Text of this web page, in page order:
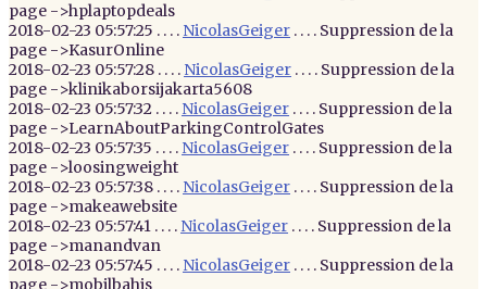
page ->hplaptopdeals
2018-02-23 05:57:25 . . . . NicolasGeiger . . . . Suppression de la
page ->KasurOnline
2018-02-23 05:57:28 . . . . NicolasGeiger . . . . Suppression de la
page ->klinikaborsijakarta5608
2018-02-23 05:57:32 . . . . NicolasGeiger . . . . Suppression de la
page ->LearnAboutParkingControlGates
2018-02-23 05:57:35 . . . . NicolasGeiger . . . . Suppression de la
page ->loosingweight
2018-02-23 05:57:38 . . . . NicolasGeiger . . . . Suppression de la
page ->makeawebsite
2018-02-23 05:57:41 . . . . NicolasGeiger . . . . Suppression de la
page ->manandvan
2018-02-23 05:57:45 . . . . NicolasGeiger . . . . Suppression de la
page ->mobilbahis